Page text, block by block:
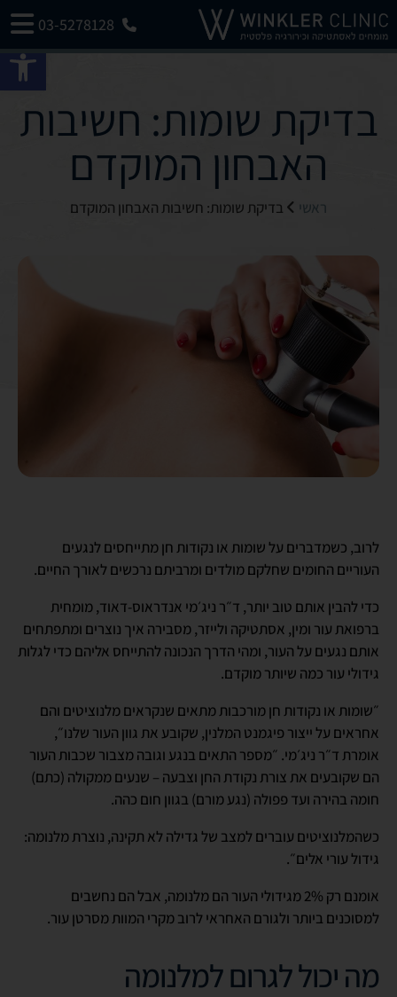
03-5278128
בדיקת שומות: חשיבות
האבחון המוקדם
ראשי בדיקת שומות: חשיבות האבחון המוקדם
לרוב, כשמדברים על שומות או נקודות חן מתייחסים לנגעים
העוריים החומים שחלקם מולדים ומרביתם נרכשים לאורך החיים.
כדי להבין אותם טוב יותר, ד״ר ניג׳מי אנדראוס-דאוד, מומחית
ברפואת עור ומין, אסתטיקה ולייזר, מסבירה איך נוצרים ומתפתחים
אותם נגעים על העור, ומהי הדרך הנכונה להתייחס אליהם כדי לגלות
גידולי עור כמה שיותר מוקדם.
״שומות או נקודות חן מורכבות מתאים שנקראים מלנוציטים והם
אחראים על ייצור פיגמנט המלנין, שקובע את גוון העור שלנו״,
אומרת ד״ר ניג׳מי. ״מספר התאים בנגע וגובה מצבור שכבות העור
הם שקובעים את צורת נקודת החן וצבעה – שנעים ממקולה (כתם)
חומה בהירה ועד פפולה (נגע מורם) בגוון חום כהה.
כשהמלנוציטים עוברים למצב של גדילה לא תקינה, נוצרת מלנומה:
גידול עורי אלים״.
אומנם רק 2% מגידולי העור הם מלנומה, אבל הם נחשבים
למסוכנים ביותר ולגורם האחראי לרוב מקרי המוות מסרטן עור.
מה יכול לגרום למלנומה